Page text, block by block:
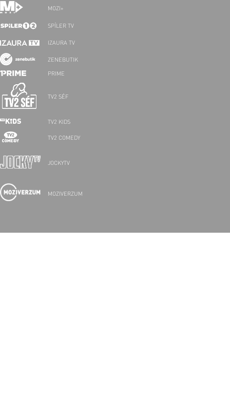
MOZI+
SPÍLER TV
IZAURA TV
ZENEBUTIK
PRIME
TV2 SÉF
TV2 KIDS
TV2 COMEDY
JOCKYTV
MOZIVERZUM